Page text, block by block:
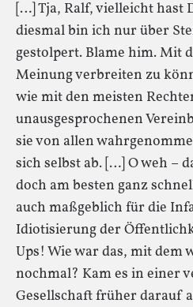
[…] Tja, Ralf, vielleicht hast
diesmal bin ich nur über
gestolpert. Blame him. Mit
Meinung verbreiten zu
wie mit den meisten
unausgesprochenen
sie von allen
sich selbst ab. […] O weh –
doch am besten ganz
auch maßgeblich für die
Idiotisierung der
Ups! Wie war das, mit dem
nochmal? Kam es in einer
Gesellschaft früher darauf